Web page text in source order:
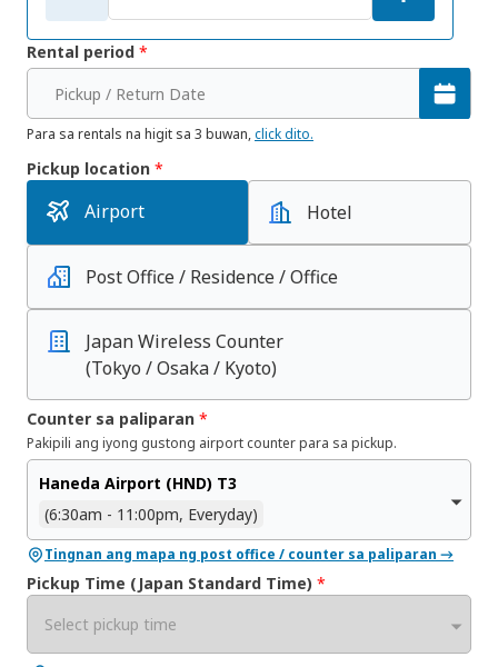
Rental period *
Pickup / Return Date
Para sa rentals na higit sa 3 buwan,click dito.
Pickup location *
Airport Hotel
Post Office / Residence / Office
Japan Wireless Counter
(Tokyo / Osaka / Kyoto)
Counter sa paliparan *
Pakipili ang iyong gustong airport counter para sa pickup.
Haneda Airport (HND) T3
(6:30am - 11:00pm, Everyday)
Tingnan ang mapa ng post office / counter sa paliparan →
Pickup Time (Japan Standard Time) *
Select pickup time